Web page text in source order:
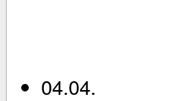
04.04.